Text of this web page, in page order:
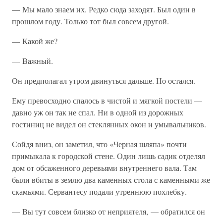
— Мы мало знаем их. Редко сюда заходят. Был один в
прошлом году. Только тот был совсем другой.
— Какой же?
— Важный.
Он предполагал утром двинуться дальше. Но остался.
Ему превосходно спалось в чистой и мягкой постели —
давно уж он так не спал. Ни в одной из дорожных
гостиниц не видел он стеклянных окон и умывальников.
Сойдя вниз, он заметил, что «Черная шляпа» почти
примыкала к городской стене. Один лишь садик отделял
дом от обсаженного деревьями внутреннего вала. Там
были вбиты в землю два каменных стола с каменными же
скамьями. Сервантесу подали утреннюю похлебку.
— Вы тут совсем близко от неприятеля, — обратился он